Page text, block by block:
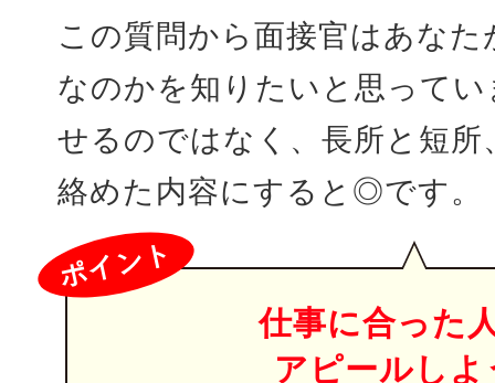
この質問から面接官はあな
なのかを知りたいと思って
せるのではなく、長所と短
絡めた内容にすると◎です。
仕事に合った
アピールしよ
ポイント